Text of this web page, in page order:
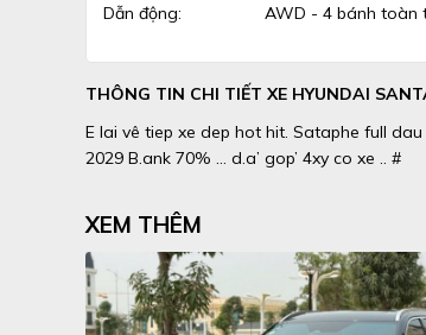
Dẫn động: AWD - 4 bánh toàn
THÔNG TIN CHI TIẾT XE HYUNDAI
E lai vê tiep xe dep hot hit. Sataphe full
2029 B.ank 70% … d.a’ gop’ 4xy co xe .. #
XEM THÊM